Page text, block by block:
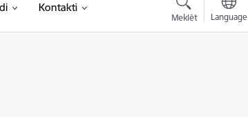
Kontakti
Meklēt Language